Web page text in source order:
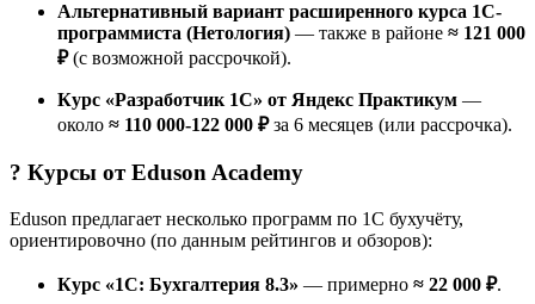
Альтернативный вариант расширенного курса 1С-
программиста (Нетология) — также в районе ≈ 121 000
₽(с возможной рассрочкой).
Курс «Разработчик 1C» от Яндекс Практикум —
около ≈ 110 000-122 000 ₽за 6 месяцев (или рассрочка).
? Курсы отEduson Academy
Eduson предлагает несколько программ по 1С бухучёту,
ориентировочно (по данным рейтингов и обзоров):
Курс «1С: Бухгалтерия 8.3» — примерно ≈ 22 000 ₽.